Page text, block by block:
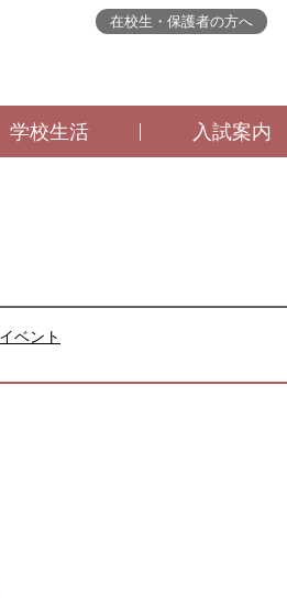
学校生活 入試案内
在校生・保護者の方へ
イベント